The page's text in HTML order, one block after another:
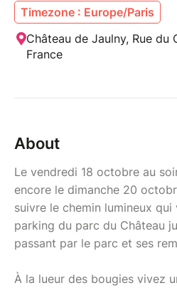
Timezone : Europe/Paris
Château de Jaulny, Rue du
France
About
Le vendredi 18 octobre au
encore le dimanche 20
suivre le chemin lumineux
parking du parc du Château
passant par le parc et ses
À la lueur des bougies vivez